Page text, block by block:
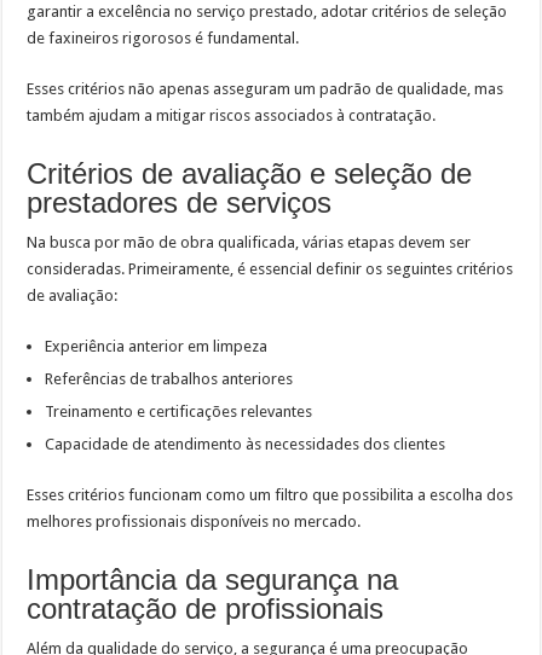
garantir a excelência no serviço prestado, adotar critérios de seleção
de faxineiros rigorosos é fundamental.
Esses critérios não apenas asseguram um padrão de qualidade, mas
também ajudam a mitigar riscos associados à contratação.
Critérios de avaliação e seleção de
prestadores de serviços
Na busca por mão de obra qualificada, várias etapas devem ser
consideradas. Primeiramente, é essencial definir os seguintes critérios
de avaliação:
Experiência anterior em limpeza
Referências de trabalhos anteriores
Treinamento e certificações relevantes
Capacidade de atendimento às necessidades dos clientes
Esses critérios funcionam como um filtro que possibilita a escolha dos
melhores profissionais disponíveis no mercado.
Importância da segurança na
contratação de profissionais
Além da qualidade do serviço, a segurança é uma preocupação